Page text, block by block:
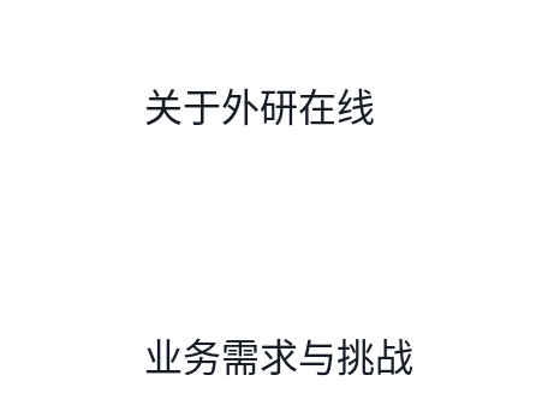
关于外研在线
业务需求与挑战